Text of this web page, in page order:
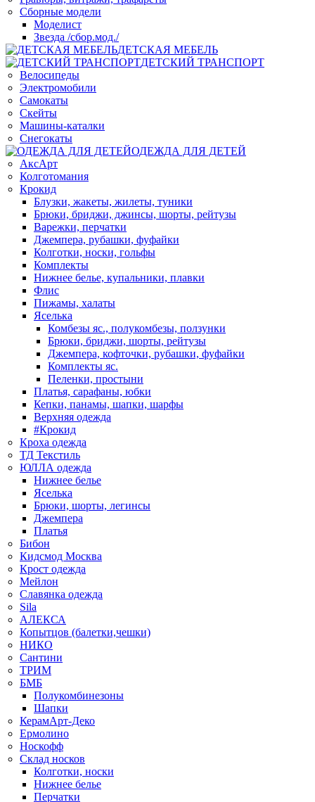
Сборные модели
Моделист
Звезда /сбор.мод./
ДЕТСКАЯ МЕБЕЛЬ
ДЕТСКИЙ ТРАНСПОРТ
Велосипеды
Электромобили
Самокаты
Скейты
Машины-каталки
Снегокаты
ОДЕЖДА ДЛЯ ДЕТЕЙ
АксАрт
Колготомания
Крокид
Блузки, жакеты, жилеты, туники
Брюки, бриджи, джинсы, шорты, рейтузы
Варежки, перчатки
Джемпера, рубашки, фуфайки
Колготки, носки, гольфы
Комплекты
Нижнее белье, купальники, плавки
Флис
Пижамы, халаты
Яселька
Комбезы яс., полукомбезы, ползунки
Брюки, бриджи, шорты, рейтузы
Джемпера, кофточки, рубашки, фуфайки
Комплекты яс.
Пеленки, простыни
Платья, сарафаны, юбки
Кепки, панамы, шапки, шарфы
Верхняя одежда
#Крокид
Кроха одежда
ТД Текстиль
ЮЛЛА одежда
Нижнее белье
Яселька
Брюки, шорты, легинсы
Джемпера
Платья
Бибон
Кидсмод Москва
Крост одежда
Мейлон
Славянка одежда
Sila
АЛЕКСА
Копытцов (балетки,чешки)
НИКО
Сантини
ТРИМ
БМБ
Полукомбинезоны
Шапки
КерамАрт-Деко
Ермолино
Носкофф
Склад носков
Колготки, носки
Нижнее белье
Перчатки